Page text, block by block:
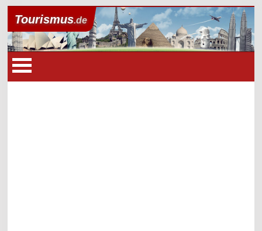
Tourismus.de